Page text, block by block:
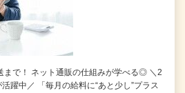
まで！ ネット通販の仕組みが学べる◎ ＼2
躍中／ 「毎月の給料に“あと少し”プラス